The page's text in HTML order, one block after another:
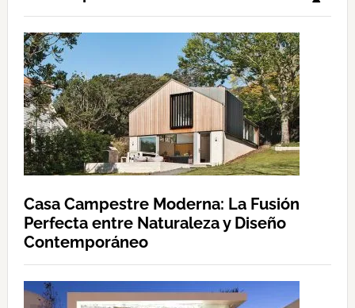
Casa Campestre Moderna: La Fusión
Perfecta entre Naturaleza y Diseño
Contemporáneo